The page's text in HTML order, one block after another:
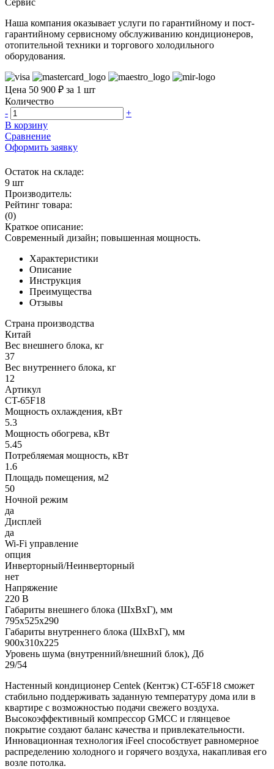
Сервис
Наша компания оказывает услуги по гарантийному и пост-
гарантийному сервисному обслуживанию кондиционеров,
отопительной техники и торгового холодильного
оборудования.
Цена 50 900 ₽ за 1 шт
Количество
-
+
В корзину
Сравнение
Оформить заявку
Остаток на складе:
9 шт
Производитель:
Рейтинг товара:
(0)
Краткое описание:
Современный дизайн; повышенная мощность.
Характеристики
Описание
Инструкция
Преимущества
Отзывы
Страна производства
Китай
Вес внешнего блока, кг
37
Вес внутреннего блока, кг
12
Артикул
CT-65F18
Мощность охлаждения, кВт
5.3
Мощность обогрева, кВт
5.45
Потребляемая мощность, кВт
1.6
Площадь помещения, м2
50
Ночной режим
да
Дисплей
да
Wi-Fi управление
опция
Инверторный/Неинверторный
нет
Напряжение
220 В
Габариты внешнего блока (ШхВхГ), мм
795х525х290
Габариты внутреннего блока (ШхВхГ), мм
900х310х225
Уровень шума (внутренний/внешний блок), Дб
29/54
Настенный кондиционер Centek (Кентэк) CT-65F18 сможет
стабильно поддерживать заданную температуру дома или в
квартире с возможностью подачи свежего воздуха.
Высокоэффективный компрессор GMCC и глянцевое
покрытие создают баланс качества и привлекательности.
Инновационная технология iFeel способствует равномерное
распределению холодного и горячего воздуха, накапливая его
возле потолка.